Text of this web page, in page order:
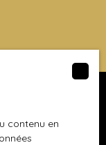
contenu en